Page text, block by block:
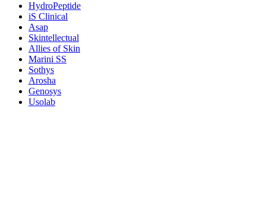
HydroPeptide
iS Clinical
Asap
Skintellectual
Allies of Skin
Marini SS
Sothys
Arosha
Genosys
Usolab